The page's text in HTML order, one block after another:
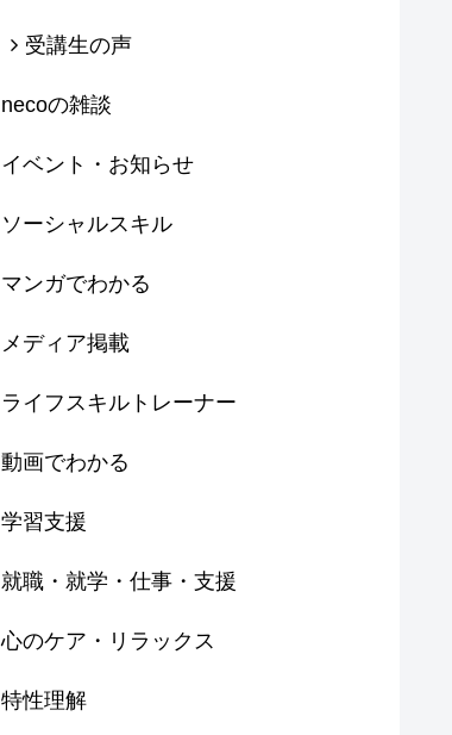
受講生の声
necoの雑談
イベント・お知らせ
ソーシャルスキル
マンガでわかる
メディア掲載
ライフスキルトレーナー
動画でわかる
学習支援
就職・就学・仕事・支援
心のケア・リラックス
特性理解